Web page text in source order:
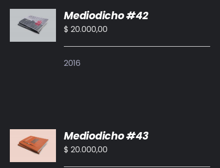
AL
CARRITO
/
Mediodicho #42
$ 20.000,00
2016
AL
CARRITO
/
Mediodicho #43
$ 20.000,00